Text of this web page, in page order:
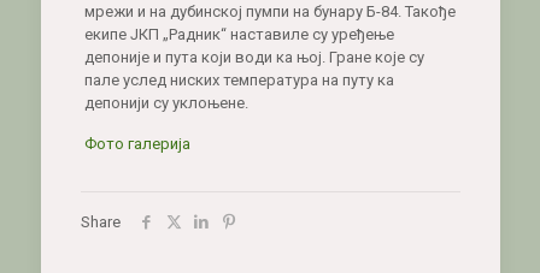
мрежи и на дубинској пумпи на бунару Б-84. Такође
екипе ЈКП „Радник“ наставиле су уређење
депоније и пута који води ка њој. Гране које су
пале услед ниских температура на путу ка
депонији су уклоњене.
Фото галерија
Share